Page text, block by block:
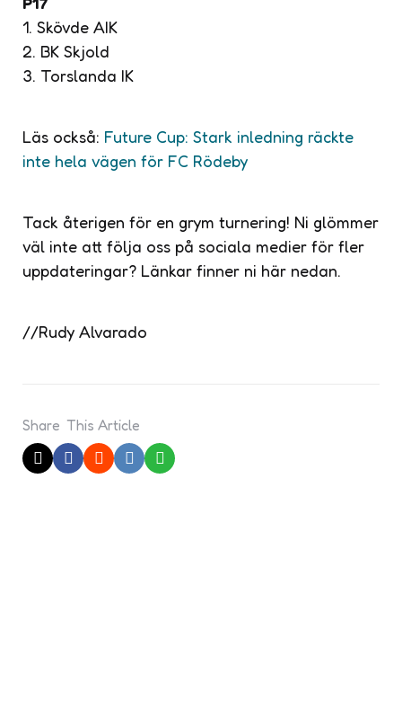
1. Skövde AIK
2. BK Skjold
3. Torslanda IK
Läs också: Future Cup: Stark inledning räckte
inte hela vägen för FC Rödeby
Tack återigen för en grym turnering! Ni glömmer
väl inte att följa oss på sociala medier för fler
uppdateringar? Länkar finner ni här nedan.
//Rudy Alvarado
Share This Article